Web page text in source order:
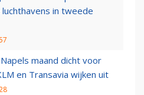
in tweede
maand dicht voor
en Transavia wijken uit